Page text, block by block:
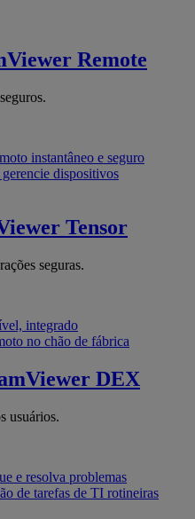
Remote
instantâneo e seguro
dispositivos
Tensor
seguras.
integrado
no chão de fábrica
DEX
usuários.
e resolva problemas
de tarefas de TI rotineiras